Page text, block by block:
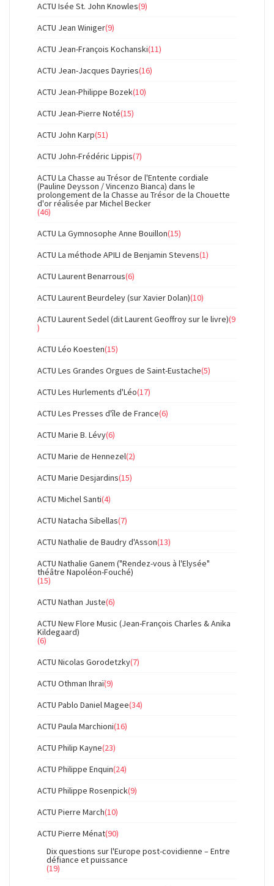
ACTU Isée St. John Knowles(9)
ACTU Jean Winiger(9)
ACTU Jean-François Kochanski(11)
ACTU Jean-Jacques Dayries(16)
ACTU Jean-Philippe Bozek(10)
ACTU Jean-Pierre Noté(15)
ACTU John Karp(51)
ACTU John-Frédéric Lippis(7)
ACTU La Chasse au Trésor de l'Entente cordiale
(Pauline Deysson / Vincenzo Bianca) dans le
prolongement de la Chasse au Trésor de la Chouette
d'or réalisée par Michel Becker
(46)
ACTU La Gymnosophe Anne Bouillon(15)
ACTU La méthode APILI de Benjamin Stevens(1)
ACTU Laurent Benarrous(6)
ACTU Laurent Beurdeley (sur Xavier Dolan)(10)
ACTU Laurent Sedel (dit Laurent Geoffroy sur le livre)(9
)
ACTU Léo Koesten(15)
ACTU Les Grandes Orgues de Saint-Eustache(5)
ACTU Les Hurlements d'Léo(17)
ACTU Les Presses d'île de France(6)
ACTU Marie B. Lévy(6)
ACTU Marie de Hennezel(2)
ACTU Marie Desjardins(15)
ACTU Michel Santi(4)
ACTU Natacha Sibellas(7)
ACTU Nathalie de Baudry d'Asson(13)
ACTU Nathalie Ganem ("Rendez-vous à l'Elysée"
théâtre Napoléon-Fouché)
(15)
ACTU Nathan Juste(6)
ACTU New Flore Music (Jean-François Charles & Anika
Kildegaard)
(6)
ACTU Nicolas Gorodetzky(7)
ACTU Othman Ihraï(9)
ACTU Pablo Daniel Magee(34)
ACTU Paula Marchioni(16)
ACTU Philip Kayne(23)
ACTU Philippe Enquin(24)
ACTU Philippe Rosenpick(9)
ACTU Pierre March(10)
ACTU Pierre Ménat(90)
Dix questions sur l'Europe post-covidienne – Entre
défiance et puissance
(19)